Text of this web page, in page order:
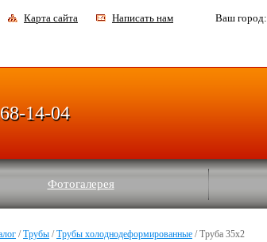
Карта сайта Написать нам Ваш город:
Фотогалерея
14-04
/Трубы /Трубы холоднодеформированные / Труба 35x2